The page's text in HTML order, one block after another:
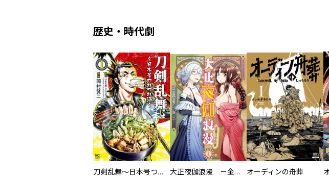
歴史・時代劇
刀剣乱舞～日本号つれづれ酒～ 大正夜伽浪漫 －金曜日の花嫁— オーディンの舟葬